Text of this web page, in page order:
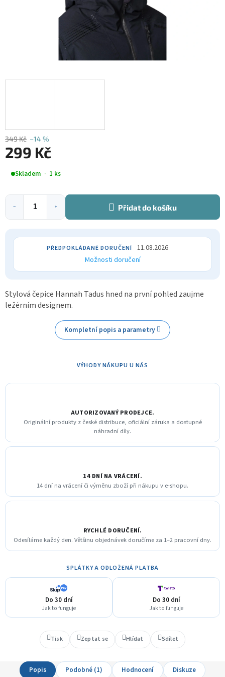
349 Kč –14 %
299 Kč
Měrná
cena:
Skladem 1 ks
+
− Přidat do košíku
11.08.2026
Možnosti doručení
Stylová čepice Hannah Tadus hned na první pohled zaujme
ležérním designem.
Kompletní popis a parametry
VÝHODY NÁKUPU U NÁS
AUTORIZOVANÝ PRODEJCE.
Originální produkty z české distribuce, oficiální záruka a dostupné
náhradní díly.
14 DNÍ NA VRÁCENÍ.
14 dní na vrácení či výměnu zboží při nákupu v e-shopu.
RYCHLÉ DORUČENÍ.
Odesíláme každý den. Většinu objednávek doručíme za 1–2 pracovní dny.
SPLÁTKY A ODLOŽENÁ PLATBA
Do 30 dní
Jak to funguje
Do 30 dní
Jak to funguje
Tisk Zeptat se Hlídat Sdílet
Popis Podobné (1) Hodnocení Diskuze